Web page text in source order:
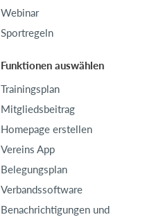
Webinar
Sportregeln
Funktionen auswählen
Trainingsplan
Mitgliedsbeitrag
Homepage erstellen
Vereins App
Belegungsplan
Verbandssoftware
Benachrichtigungen und